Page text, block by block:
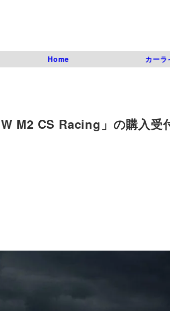
Home カーラ
M2 CS Racing」の購入受